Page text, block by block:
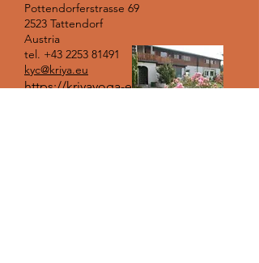
Pottendorferstrasse 69
2523 Tattendorf
Austria
tel. +43 2253 81491
kyc@kriya.eu
https://kriyayoga-europe.org/en